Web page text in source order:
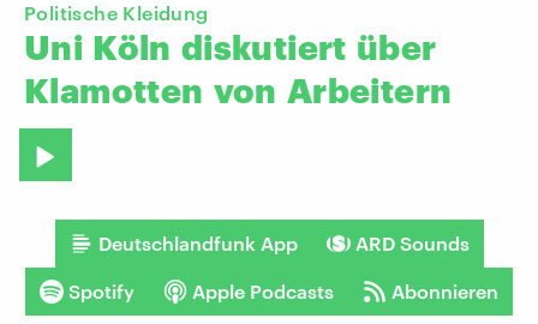
Politische Kleidung
Uni Köln diskutiert über
Klamotten von Arbeitern
Deutschlandfunk App ARD Sounds
Spotify Apple Podcasts Abonnieren